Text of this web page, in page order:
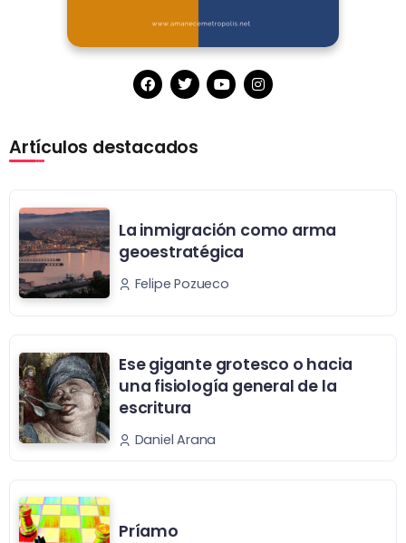
Artículos destacados
La inmigración como arma
geoestratégica
Felipe Pozueco
Ese gigante grotesco o hacia
una fisiología general de la
escritura
Daniel Arana
Príamo